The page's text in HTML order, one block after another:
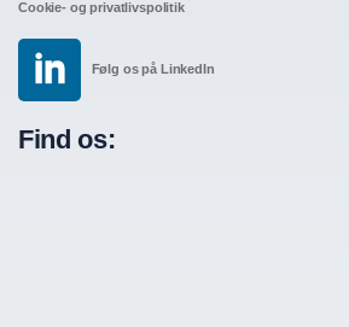
Cookie- og privatlivspolitik
Følg os på LinkedIn
Find os: